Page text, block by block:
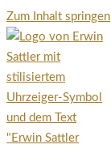
Zum Inhalt springen